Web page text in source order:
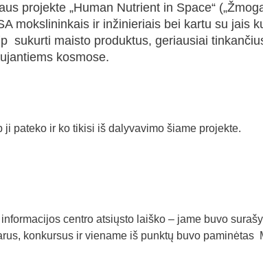
projekte „Human Nutrient in Space“
mokslininkais ir inžinieriais bei kartu su jais
sukurti maisto produktus, geriausiai
kosmose.
pateko ir ko tikisi iš dalyvavimo šiame projekte.
centro atsiųsto laiško – jame buvo
konkursus ir viename iš punktų buvo paminėtas